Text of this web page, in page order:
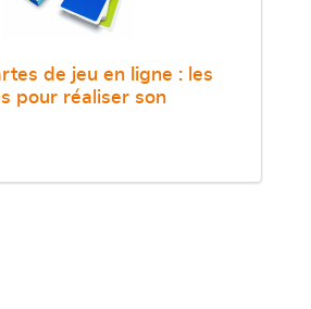
de jeu en ligne : les
pour réaliser son